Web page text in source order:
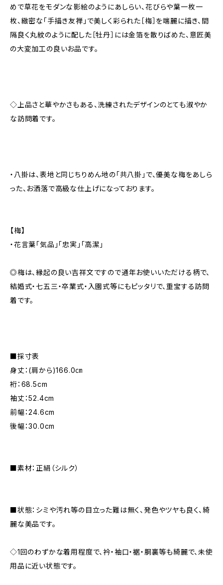
めで草花をモダンな影絵のようにあしらい、花びらや葉一枚一
枚、緻密な「手描き友禅」で美しく彩られた［梅］を端麗に描き、間
隔良く丸紋のように配した［牡丹］には金箔を散りばめた、意匠美
の大変加工の良いお品です。
◇上品さと華やかさもある、洗練されたデザインのとても淑やか
な訪問着です。
・八掛は、表地と同じちりめん地の「共八掛」で、優美な梅をあしら
った、お洒落で高級な仕上げになっております。
【梅】
・花言葉「気品」「忠実」「高潔」
◎梅は、縁起の良い吉祥文ですので通年お使いいただける柄で、
結婚式・七五三・卒業式・入園式等にもピッタリで、重宝する訪問
着です。
■採寸表
身丈：(肩から)166.0㎝
裄：68.5cm
袖丈：52.4cm
前幅：24.6cm
後幅：30.0cm
■素材：正絹（シルク）
■状態：シミや汚れ等の目立った難は無く、発色やツヤも良く、綺
麗な美品です。
◇1回のわずかな着用程度で、衿・袖口・裾・胴裏等も綺麗で、未使
用品に近い状態です。